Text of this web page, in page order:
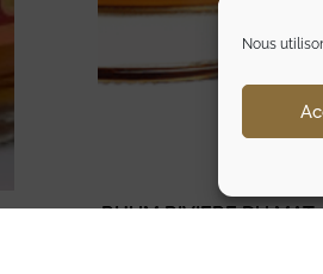
Nous
RHUM RIVIERE DU MAT